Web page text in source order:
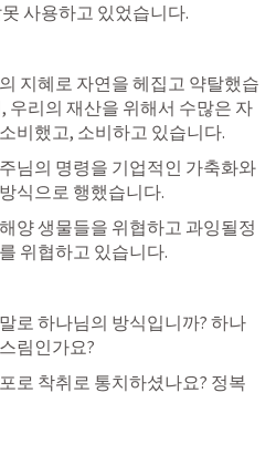
사용하고 있었습니다.
지혜로 자연을 헤집고 약탈했습
우리의 재산을 위해서 수많은 자
비했고, 소비하고 있습니다.
님의 명령을 기업적인 가축화와
식으로 행했습니다.
양 생물들을 위협하고 과잉될정
위협하고 있습니다.
로 하나님의 방식입니까? 하나
림인가요?
로 착취로 통치하셨나요? 정복